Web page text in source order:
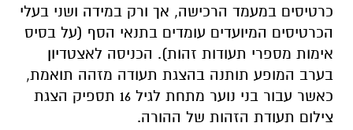
כרטיסים במעמד הרכישה, אך ורק במידה ושני בעלי
הכרטיסים המיועדים עומדים בתנאי הסף (על בסיס
אימות מספרי תעודות זהות). הכניסה לאצטדיון
בערב המופע תותנה בהצגת תעודה מזהה תואמת,
כאשר עבור בני נוער מתחת לגיל 16 תספיק הצגת
צילום תעודת הזהות של ההורה.